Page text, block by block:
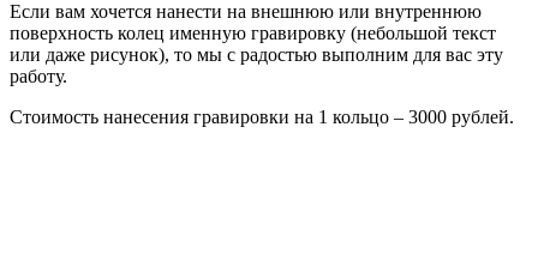
Если вам хочется нанести на внешнюю или внутреннюю
поверхность колец именную гравировку (небольшой текст
или даже рисунок), то мы с радостью выполним для вас эту
работу.
Стоимость нанесения гравировки на 1 кольцо – 3000 рублей.